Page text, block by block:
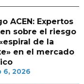
ACEN: Expertos
sobre el riesgo
de la
en el mercado
6, 2026